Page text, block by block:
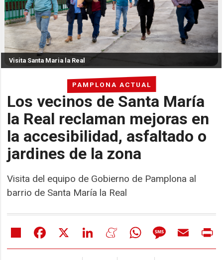
PAMPLONA ACTUAL
Los vecinos de Santa María
la Real reclaman mejoras en
la accesibilidad, asfaltado o
jardines de la zona
Visita del equipo de Gobierno de Pamplona al
barrio de Santa María la Real
Visita Santa Maria la Real
Share Facebook LinkedIn MeneameWhatsAppMessageEmail